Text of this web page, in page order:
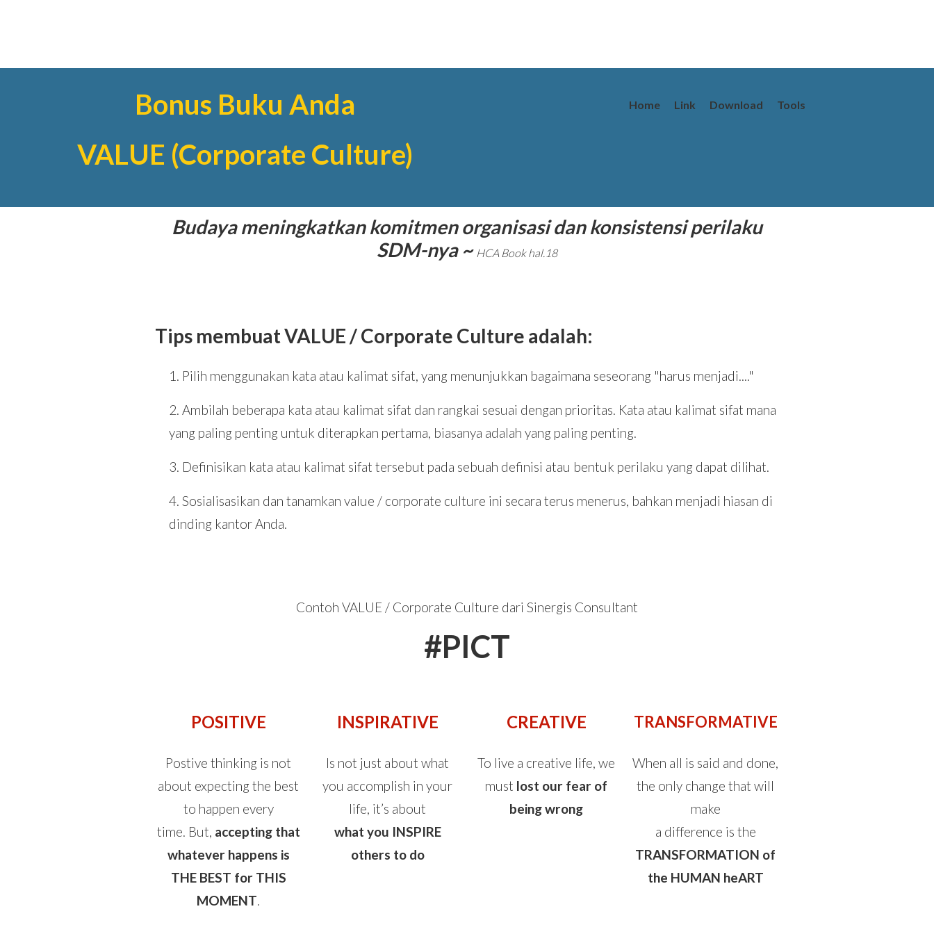
Bonus Buku Anda
VALUE (Corporate Culture)
Home Link Download Tools
Budaya meningkatkan komitmen organisasi dan konsistensi perilaku
SDM-nya ~ HCA Book hal.18
Tips membuat VALUE / Corporate Culture adalah:
Pilih menggunakan kata atau kalimat sifat, yang menunjukkan bagaimana seseorang "harus menjadi...."
Ambilah beberapa kata atau kalimat sifat dan rangkai sesuai dengan prioritas. Kata atau kalimat sifat mana
yang paling penting untuk diterapkan pertama, biasanya adalah yang paling penting.
Definisikan kata atau kalimat sifat tersebut pada sebuah definisi atau bentuk perilaku yang dapat dilihat.
Sosialisasikan dan tanamkan value / corporate culture ini secara terus menerus, bahkan menjadi hiasan di
dinding kantor Anda.
Contoh VALUE / Corporate Culture dari Sinergis Consultant
#PICT
POSITIVE
Postive thinking is not
about expecting the best
to happen every
time. But, accepting that
whatever happens is
THE BEST for THIS
MOMENT.
INSPIRATIVE
Is not just about what
you accomplish in your
life, it’s about
what you INSPIRE
others to do
CREATIVE
To live a creative life, we
must lost our fear of
being wrong
TRANSFORMATIVE
When all is said and done,
the only change that will
make
a difference is the
TRANSFORMATION of
the HUMAN heART